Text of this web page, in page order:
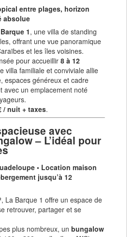
entre plages, horizon
absolue
1, une villa de standing
offrant une vue panoramique
et les îles voisines.
pour accueillir 8 à 12
villa familiale et conviviale allie
espaces généreux et cadre
avec un emplacement noté
/ nuit + taxes.
avec
– L’idéal pour
• Location maison
jusqu’à 12
, La Barque 1 offre un espace de
retrouver, partager et se
plus nombreux, un bungalow